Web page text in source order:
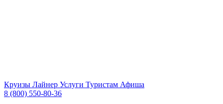
Круизы Лайнер Услуги Туристам Афиша
8 (800) 550-80-36